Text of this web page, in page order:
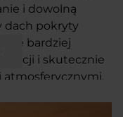
i dowolną
dach pokryty
bardziej
i skutecznie
atmosferycznymi.